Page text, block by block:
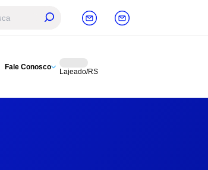
Fale Conosco
Lajeado/RS